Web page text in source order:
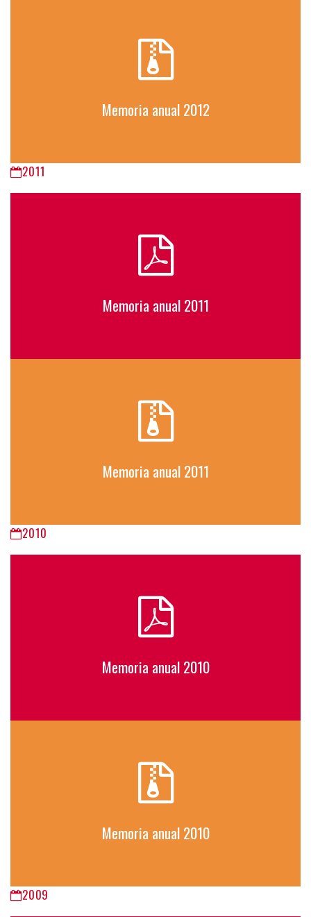
Memoria anual 2012
2011
Memoria anual 2011
Memoria anual 2011
2010
Memoria anual 2010
Memoria anual 2010
2009